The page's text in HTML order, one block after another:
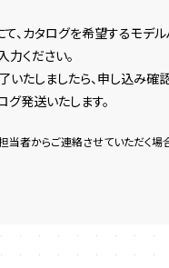
、カタログを希望するモデ
ください。
いたしましたら、申し込み確
発送いたします。
当者からご連絡させていただく